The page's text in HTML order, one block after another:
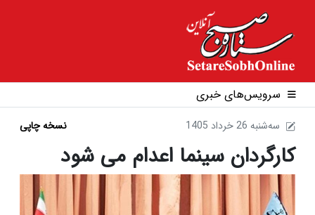
سرویس‌های خبری
1405 سه‌شنبه 26 خرداد نسخه چاپی
کارگردان سینما اعدام می شود